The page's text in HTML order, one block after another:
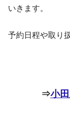
いきます。
予約日程や取り
⇒小